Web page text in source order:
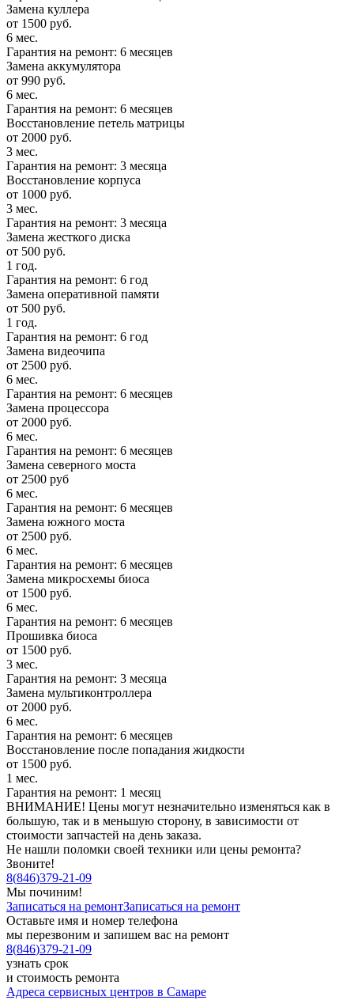
Замена куллера
от 1500 руб.
6 мес.
Гарантия на ремонт: 6 месяцев
Замена аккумулятора
от 990 руб.
6 мес.
Гарантия на ремонт: 6 месяцев
Восстановление петель матрицы
от 2000 руб.
3 мес.
Гарантия на ремонт: 3 месяца
Восстановление корпуса
от 1000 руб.
3 мес.
Гарантия на ремонт: 3 месяца
Замена жесткого диска
от 500 руб.
1 год.
Гарантия на ремонт: 6 год
Замена оперативной памяти
от 500 руб.
1 год.
Гарантия на ремонт: 6 год
Замена видеочипа
от 2500 руб.
6 мес.
Гарантия на ремонт: 6 месяцев
Замена процессора
от 2000 руб.
6 мес.
Гарантия на ремонт: 6 месяцев
Замена северного моста
от 2500 руб
6 мес.
Гарантия на ремонт: 6 месяцев
Замена южного моста
от 2500 руб.
6 мес.
Гарантия на ремонт: 6 месяцев
Замена микросхемы биоса
от 1500 руб.
6 мес.
Гарантия на ремонт: 6 месяцев
Прошивка биоса
от 1500 руб.
3 мес.
Гарантия на ремонт: 3 месяца
Замена мультиконтроллера
от 2000 руб.
6 мес.
Гарантия на ремонт: 6 месяцев
Восстановление после попадания жидкости
от 1500 руб.
1 мес.
Гарантия на ремонт: 1 месяц
ВНИМАНИЕ! Цены могут незначительно изменяться как в
большую, так и в меньшую сторону, в зависимости от
стоимости запчастей на день заказа.
Не нашли поломки своей техники или цены ремонта?
Звоните!
8(846)379-21-09
Мы починим!
Записаться на ремонтЗаписаться на ремонт
Оставьте имя и номер телефона
мы перезвоним и запишем вас на ремонт
8(846)379-21-09
узнать срок
и стоимость ремонта
Адреса сервисных центров в Самаре